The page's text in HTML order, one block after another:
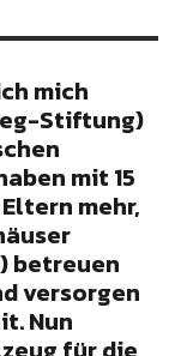
mich
Stiftung)
mit 15
mehr,
betreuen
versorgen
Nun